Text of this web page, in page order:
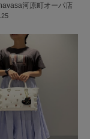
河原町オーパ店